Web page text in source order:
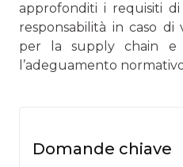
approfonditi i requisiti
responsabilità in caso di
per la supply chain e
l’adeguamento
Domande chiave